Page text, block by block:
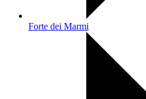
Forte dei Marmi